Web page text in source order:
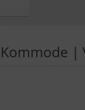
Kommode |